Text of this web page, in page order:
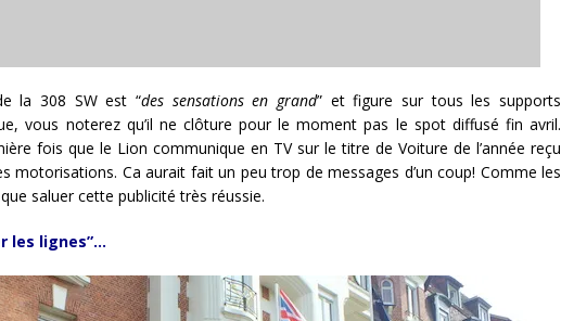
la 308 SW est “des sensations en grand” et figure sur tous les supports
vous noterez qu’il ne clôture pour le moment pas le spot diffusé fin avril.
fois que le Lion communique en TV sur le titre de Voiture de l’année reçu
motorisations. Ca aurait fait un peu trop de messages d’un coup! Comme les
saluer cette publicité très réussie.
les lignes”…